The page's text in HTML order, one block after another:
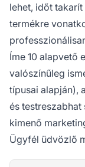
lehet, időt
termékre
Íme 10 alapvető
valószínűleg
típusai alapján),
és
kimenő
Ügyfél üdvözlő